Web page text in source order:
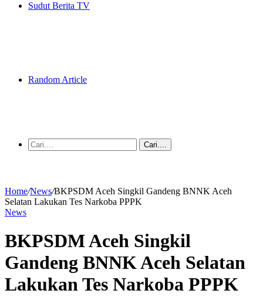
Sudut Berita TV
Random Article
Cari....
Home/News/BKPSDM Aceh Singkil Gandeng BNNK Aceh
Selatan Lakukan Tes Narkoba PPPK
News
BKPSDM Aceh Singkil
Gandeng BNNK Aceh Selatan
Lakukan Tes Narkoba PPPK